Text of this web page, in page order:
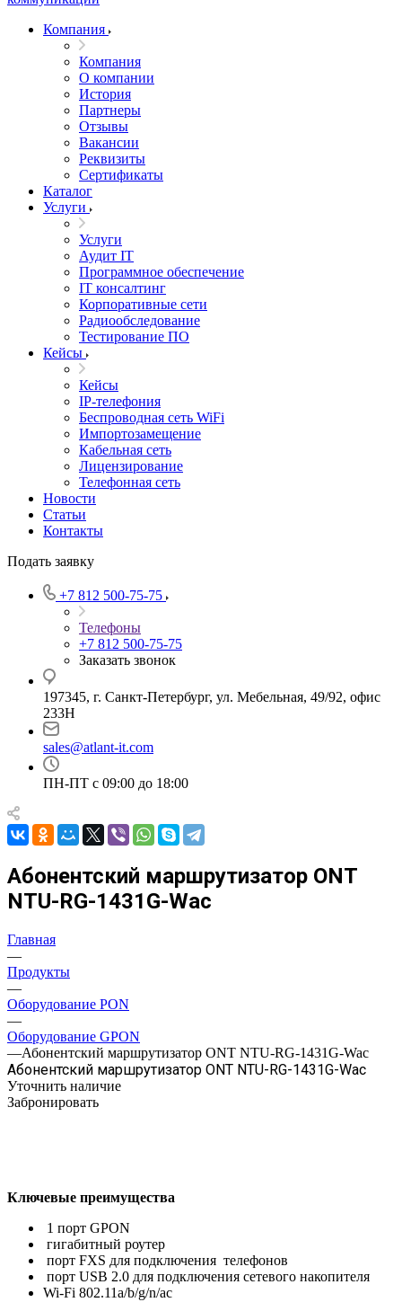
Компания
Компания
О компании
История
Партнеры
Отзывы
Вакансии
Реквизиты
Сертификаты
Каталог
Услуги
Услуги
Аудит IT
Программное обеспечение
IT консалтинг
Корпоративные сети
Радиообследование
Тестирование ПО
Кейсы
Кейсы
IP-телефония
Беспроводная сеть WiFi
Импортозамещение
Кабельная сеть
Лицензирование
Телефонная сеть
Новости
Статьи
Контакты
Подать заявку
+7 812 500-75-75
Телефоны
+7 812 500-75-75
Заказать звонок
197345, г. Санкт-Петербург, ул. Мебельная, 49/92, офис
233Н
sales@atlant-it.com
ПН-ПТ с 09:00 до 18:00
Абонентский маршрутизатор ONT
NTU-RG-1431G-Wac
Главная
—
Продукты
—
Оборудование PON
—
Оборудование GPON
—Абонентский маршрутизатор ONT NTU-RG-1431G-Wac
Абонентский маршрутизатор ONT NTU-RG-1431G-Wac
Уточнить наличие
Забронировать
Ключевые преимущества
1 порт GPON
гигабитный роутер
порт FXS для подключения телефонов
порт USB 2.0 для подключения сетевого накопителя
Wi-Fi 802.11a/b/g/n/ac